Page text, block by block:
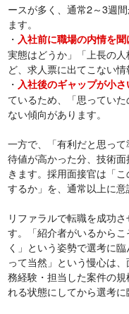
ースが多く、通常2～3週
ます。
・ 入社前に職場の内情を聞
実態はどうか」「上長の
ど、求人票に出てこない情
・ 入社後のギャップが小
ているため、「思ってい
ない傾向があります。
一方で、「有利だと思っ
待値が高かった分、技術
きます。採用面接官は「
するか」を、通常以上に意
リファラルで転職を成功
す。「紹介者がいるから
く」という姿勢で選考に
って当然」という慢心は
務経験・担当した案件の
れる状態にしてから選考に